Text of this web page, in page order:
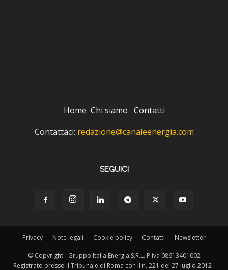
Home Chi siamo Contatti
Contattaci: redazione@canaleenergia.com
SEGUICI
Privacy Note legali Cookie policy Contatti Newsletter
© Copyright - Gruppo Italia Energia S.R.L. P.iva 08613401002
Registrato presso il Tribunale di Roma con il n. 221 del 27 luglio 2012 -